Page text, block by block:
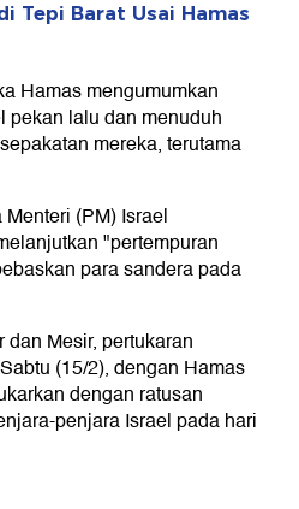
Tepi Barat Usai Hamas
Hamas mengumumkan
pekan lalu dan menuduh
mereka, terutama
(PM) Israel
"pertempuran
para sandera pada
Mesir, pertukaran
(15/2), dengan Hamas
dengan ratusan
penjara Israel pada hari